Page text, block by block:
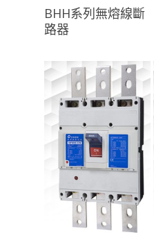
查看內容
BHH系列無熔線斷
路器